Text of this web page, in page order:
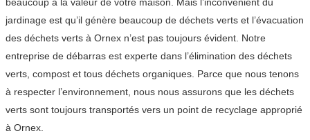
beaucoup à la valeur de votre maison. Mais l’inconvénient du
jardinage est qu’il génère beaucoup de déchets verts et l’évacuation
des déchets verts à Ornex n’est pas toujours évident. Notre
entreprise de débarras est experte dans l’élimination des déchets
verts, compost et tous déchets organiques. Parce que nous tenons
à respecter l’environnement, nous nous assurons que les déchets
verts sont toujours transportés vers un point de recyclage approprié
à Ornex.